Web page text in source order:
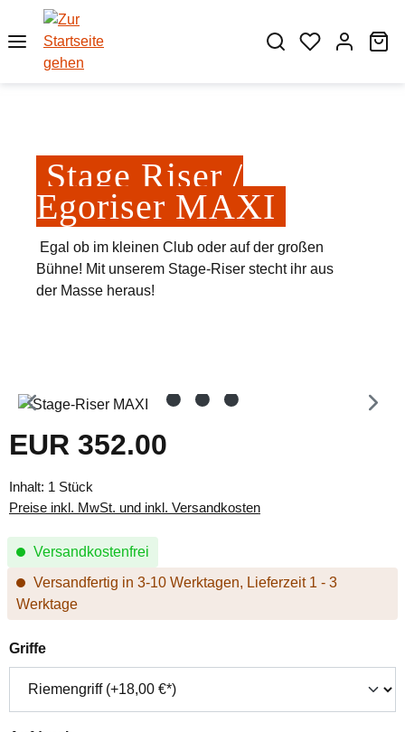
Zum Hauptinhalt springen
Stage Riser /
Egoriser MAXI
Egal ob im kleinen Club oder auf der großen
Bühne! Mit unserem Stage-Riser stecht ihr aus
der Masse heraus!
Bildergalerie überspringen
Regulärer Preis:
EUR 352.00
Inhalt: 1 Stück
Preise inkl. MwSt. und inkl. Versandkosten
Versandkostenfrei
Versandfertig in 3-10 Werktagen, Lieferzeit 1 - 3
Werktage
Griffeauswählen